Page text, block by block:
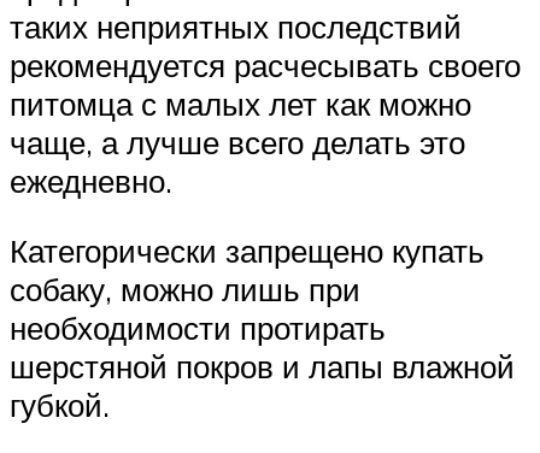
таких неприятных последствий
рекомендуется расчесывать своего
питомца с малых лет как можно
чаще, а лучше всего делать это
ежедневно.
Категорически запрещено купать
собаку, можно лишь при
необходимости протирать
шерстяной покров и лапы влажной
губкой.